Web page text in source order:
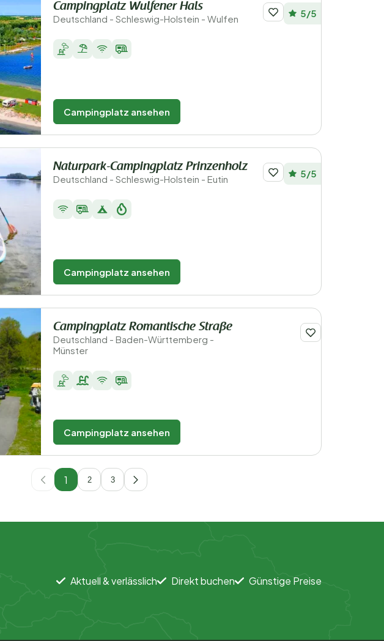
Campingplatz Wulfener Hals
Deutschland - Schleswig-Holstein - Wulfen 5/5
Campingplatz ansehen
Naturpark-Campingplatz Prinzenholz
Deutschland - Schleswig-Holstein - Eutin 5/5
Campingplatz ansehen
Campingplatz Romantische Straße
Deutschland - Baden-Württemberg -
Münster
Campingplatz ansehen
1 2 3
Aktuell & verlässlich Direkt buchen Günstige Preise